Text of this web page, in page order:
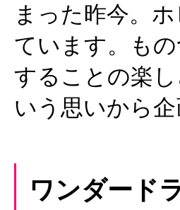
まった昨今。
ています。も
することの楽
いう思いから企
ワンダード